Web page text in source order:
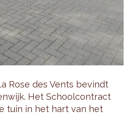
Rose des Vents bevindt
Het Schoolcontract
tuin in het hart van het